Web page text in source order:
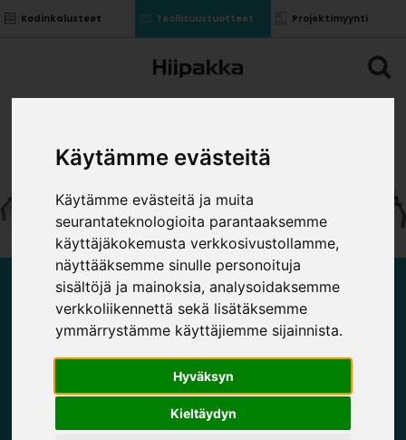
Käytämme evästeitä
Käytämme evästeitä ja muita
seurantateknologioita parantaaksemme
käyttäjäkokemusta verkkosivustollamme,
näyttääksemme sinulle personoituja
sisältöjä ja mainoksia, analysoidaksemme
verkkoliikennettä sekä lisätäksemme
ymmärrystämme käyttäjiemme sijainnista.
Hyväksyn
Kieltäydyn
Kodinkalusteet Teollisuustuotteet Projektimyynti
ASTIAKUIVAUSRITILÄT